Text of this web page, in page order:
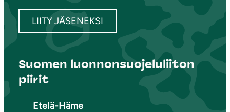
LIITY JÄSENEKSI
Suomen luonnonsuojeluliiton
piirit
Etelä-Häme